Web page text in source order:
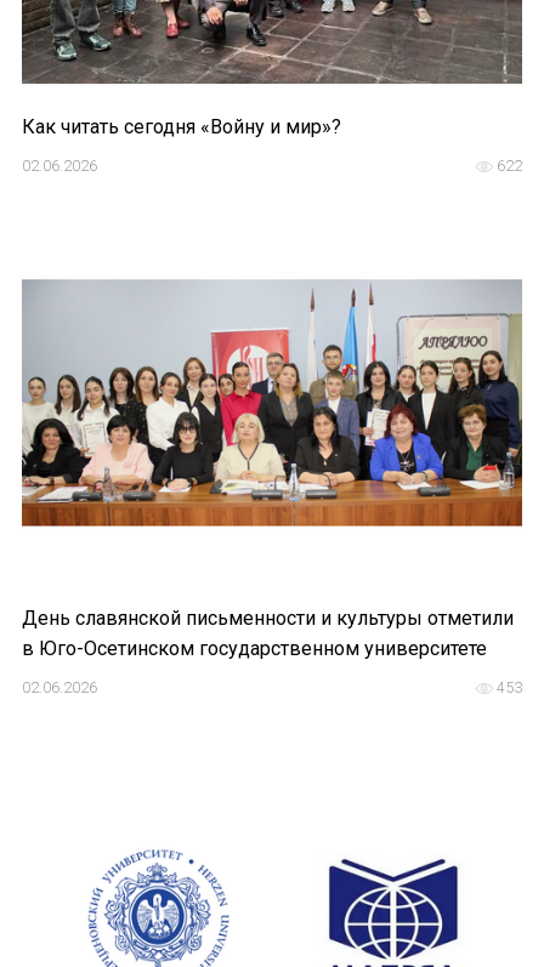
Как читать сегодня «Войну и мир»?
622
02.06.2026
День славянской письменности и культуры отметили
в Юго-Осетинском государственном университете
453
02.06.2026
ИМЯ
E-MAIL
СООБЩЕНИЕ
E-MAIL
Подписаться